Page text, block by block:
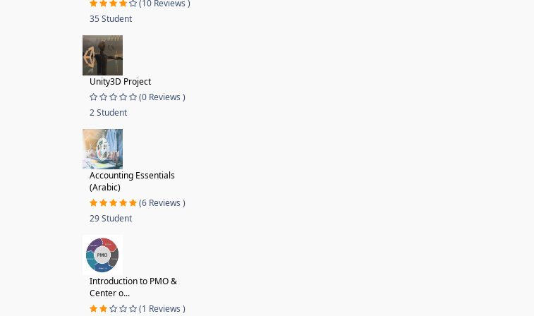
(10 Reviews )
35 Student
Unity3D Project
(0 Reviews )
2 Student
Accounting Essentials
(Arabic)
(6 Reviews )
29 Student
Introduction to PMO &
Center o...
(1 Reviews )